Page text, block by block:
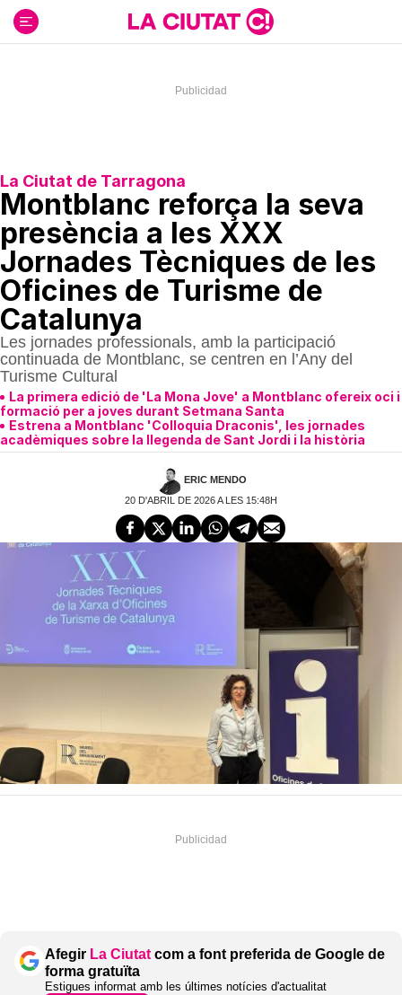
contenido
La Ciutat de Tarragona
Montblanc reforça la seva
presència a les XXX
Jornades Tècniques de les
Oficines de Turisme de
Catalunya
Les jornades professionals, amb la participació
continuada de Montblanc, se centren en l’Any del
Turisme Cultural
La primera edició de 'La Mona Jove' a Montblanc ofereix oci i
formació per a joves durant Setmana Santa
Estrena a Montblanc 'Colloquia Draconis', les jornades
acadèmiques sobre la llegenda de Sant Jordi i la història
ERIC MENDO
20 D'ABRIL DE 2026 A LES 15:48H
Afegir La Ciutat com a font preferida de Google de
forma gratuïta
Estigues informat amb les últimes notícies d'actualitat